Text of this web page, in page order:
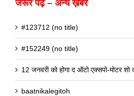
जरूर पढ़ें – अन्य ख़बरें
#123712 (no title)
#152249 (no title)
12 जनवरी को होगा द ऑटो एक्सपो-मोटर शो
baatnikalegitoh